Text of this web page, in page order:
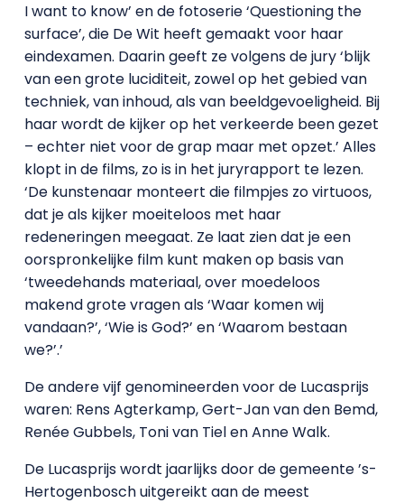
I want to know’ en de fotoserie ‘Questioning the
surface’, die De Wit heeft gemaakt voor haar
eindexamen. Daarin geeft ze volgens de jury ‘blijk
van een grote luciditeit, zowel op het gebied van
techniek, van inhoud, als van beeldgevoeligheid. Bij
haar wordt de kijker op het verkeerde been gezet
– echter niet voor de grap maar met opzet.’ Alles
klopt in de films, zo is in het juryrapport te lezen.
‘De kunstenaar monteert die filmpjes zo virtuoos,
dat je als kijker moeiteloos met haar
redeneringen meegaat. Ze laat zien dat je een
oorspronkelijke film kunt maken op basis van
‘tweedehands materiaal, over moedeloos
makend grote vragen als ‘Waar komen wij
vandaan?’, ‘Wie is God?’ en ‘Waarom bestaan
we?’.’
De andere vijf genomineerden voor de Lucasprijs
waren: Rens Agterkamp, Gert-Jan van den Bemd,
Renée Gubbels, Toni van Tiel en Anne Walk.
De Lucasprijs wordt jaarlijks door de gemeente ’s-
Hertogenbosch uitgereikt aan de meest